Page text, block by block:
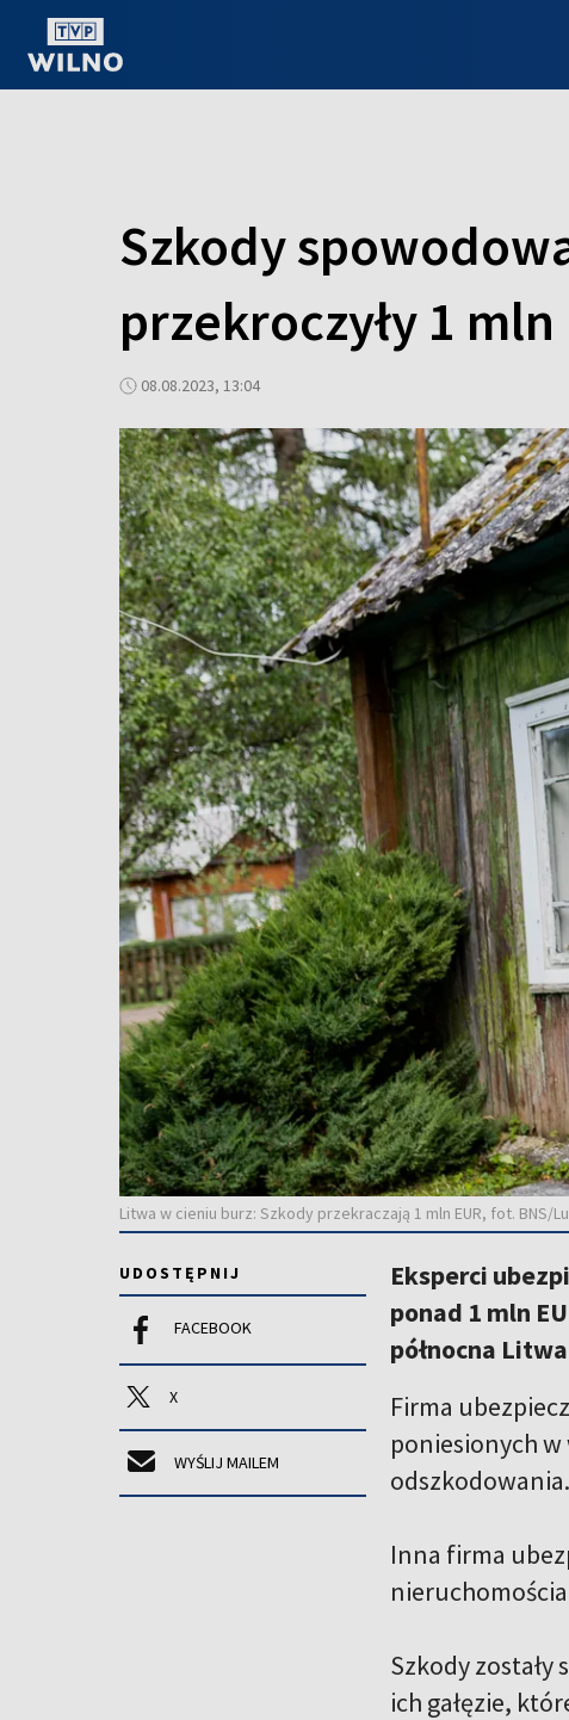
Szkody
przekroczyły 1 mln
08.08.2023, 13:04
Litwa w cieniu burz: Szkody przekraczają 1 mln EUR, fot. BNS/
UDOSTĘPNIJ
FACEBOOK
X
WYŚLIJ MAILEM
Eksperci
ponad 1 mln
północna
Firma
poniesionych w
odszkodowania.
Inna firma
Szkody
ich gałęzie,